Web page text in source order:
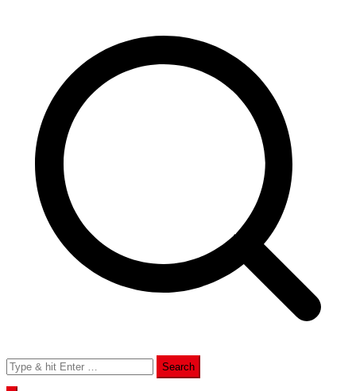
Search
for: